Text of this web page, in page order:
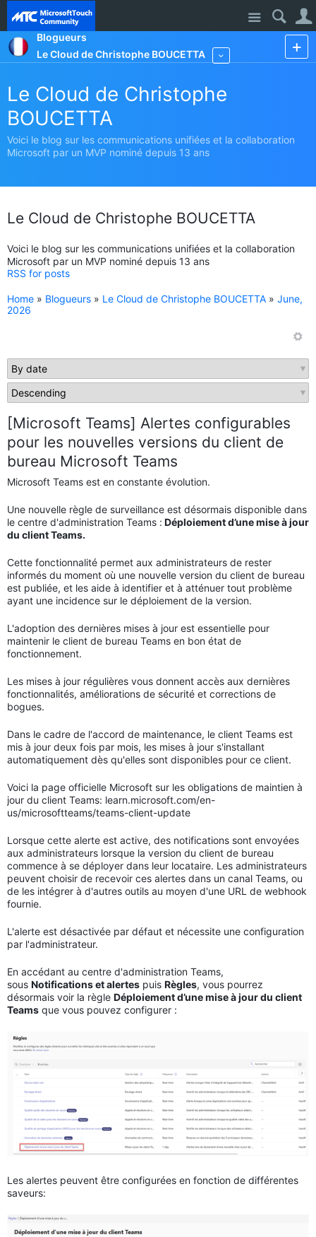
Site
Blogueurs
Le Cloud de Christophe BOUCETTA
Le Cloud de Christophe
BOUCETTA
Voici le blog sur les communications unifiées et la collaboration
Microsoft par un MVP nominé depuis 13 ans
Le Cloud de Christophe BOUCETTA
Voici le blog sur les communications unifiées et la collaboration
Microsoft par un MVP nominé depuis 13 ans
RSS for posts
Home » Blogueurs » Le Cloud de Christophe BOUCETTA » June,
2026
[Microsoft Teams] Alertes configurables
pour les nouvelles versions du client de
bureau Microsoft Teams
Microsoft Teams est en constante évolution.
Une nouvelle règle de surveillance est désormais disponible dans
le centre d'administration Teams : Déploiement d’une mise à jour
du client Teams.
Cette fonctionnalité permet aux administrateurs de rester
informés du moment où une nouvelle version du client de bureau
est publiée, et les aide à identifier et à atténuer tout problème
ayant une incidence sur le déploiement de la version.
L'adoption des dernières mises à jour est essentielle pour
maintenir le client de bureau Teams en bon état de
fonctionnement.
Les mises à jour régulières vous donnent accès aux dernières
fonctionnalités, améliorations de sécurité et corrections de
bogues.
Dans le cadre de l'accord de maintenance, le client Teams est
mis à jour deux fois par mois, les mises à jour s'installant
automatiquement dès qu'elles sont disponibles pour ce client.
Voici la page officielle Microsoft sur les obligations de maintien à
jour du client Teams: learn.microsoft.com/en-
us/microsoftteams/teams-client-update
Lorsque cette alerte est active, des notifications sont envoyées
aux administrateurs lorsque la version du client de bureau
commence à se déployer dans leur locataire. Les administrateurs
peuvent choisir de recevoir ces alertes dans un canal Teams, ou
de les intégrer à d'autres outils au moyen d'une URL de webhook
fournie.
L'alerte est désactivée par défaut et nécessite une configuration
par l'administrateur.
En accédant au centre d'administration Teams,
sous Notifications et alertes puis Règles, vous pourrez
désormais voir la règle Déploiement d’une mise à jour du client
Teams que vous pouvez configurer :
Les alertes peuvent être configurées en fonction de différentes
saveurs: